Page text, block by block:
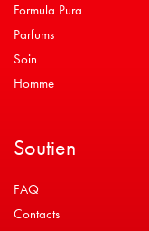
Formula Pura
Parfums
Soin
Homme
Soutien
FAQ
Contacts